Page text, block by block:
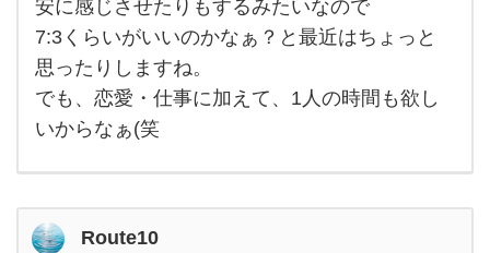
安に感じさせたりもするみたいなので
7:3くらいがいいのかなぁ？と最近はちょっと
思ったりしますね。
でも、恋愛・仕事に加えて、1人の時間も欲し
いからなぁ(笑
Route10